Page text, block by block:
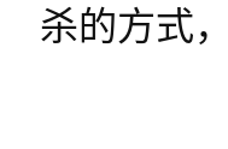
杀的方式